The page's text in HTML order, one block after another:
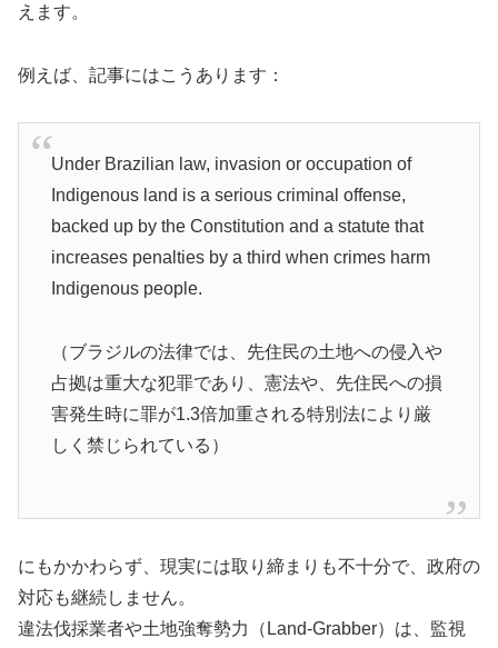
えます。
例えば、記事にはこうあります：
Under Brazilian law, invasion or occupation of
Indigenous land is a serious criminal offense,
backed up by the Constitution and a statute that
increases penalties by a third when crimes harm
Indigenous people.
（ブラジルの法律では、先住民の土地への侵入や
占拠は重大な犯罪であり、憲法や、先住民への損
害発生時に罪が1.3倍加重される特別法により厳
しく禁じられている）
にもかかわらず、現実には取り締まりも不十分で、政府の
対応も継続しません。
違法伐採業者や土地強奪勢力（Land-Grabber）は、監視